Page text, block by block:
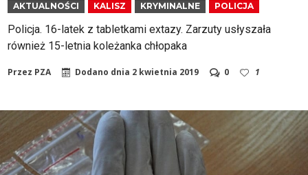
AKTUALNOŚCI KALISZ KRYMINALNE POLICJA
Policja. 16-latek z tabletkami extazy. Zarzuty usłyszała
również 15-letnia koleżanka chłopaka
Przez PZA Dodano dnia 2 kwietnia 2019 0 1